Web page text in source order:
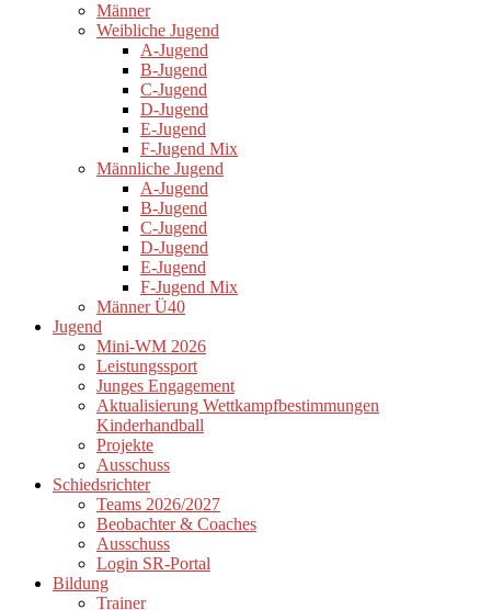
Männer
Weibliche Jugend
A-Jugend
B-Jugend
C-Jugend
D-Jugend
E-Jugend
F-Jugend Mix
Männliche Jugend
A-Jugend
B-Jugend
C-Jugend
D-Jugend
E-Jugend
F-Jugend Mix
Männer Ü40
Jugend
Mini-WM 2026
Leistungssport
Junges Engagement
Aktualisierung Wettkampfbestimmungen
Kinderhandball
Projekte
Ausschuss
Schiedsrichter
Teams 2026/2027
Beobachter & Coaches
Ausschuss
Login SR-Portal
Bildung
Trainer